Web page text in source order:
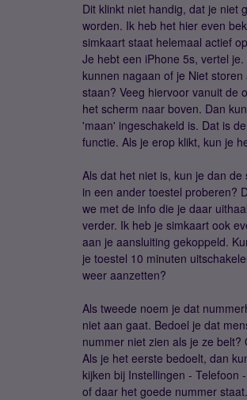
Dit klinkt niet handig, dat je niet
worden. Ik heb het hier even
simkaart staat helemaal actief
Je hebt een iPhone 5s, vertel je.
kunnen nagaan of je Niet storen
staan? Veeg hiervoor vanuit de
het scherm naar boven. Dan
'maan' ingeschakeld is. Dat is
functie. Als je erop klikt, kun je
Als dat het niet is, kun je dan de
in een ander toestel proberen?
we met de info die je daar
verder. Ik heb je simkaart ook
aan je aansluiting gekoppeld.
je toestel 10 minuten
weer aanzetten?
Als tweede noem je dat
niet aan gaat. Bedoel je dat
nummer niet zien als je ze belt?
Als je het eerste bedoelt, dan
kijken bij Instellingen - Telefoon
of daar het goede nummer staat.